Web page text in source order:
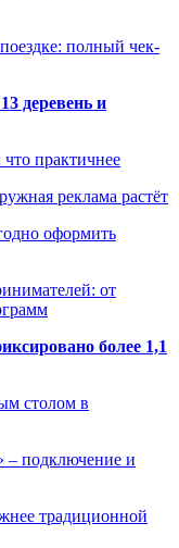
полный чек-
деревень и
практичнее
реклама растёт
оформить
от
более 1,1
столом в
– подключение и
традиционной